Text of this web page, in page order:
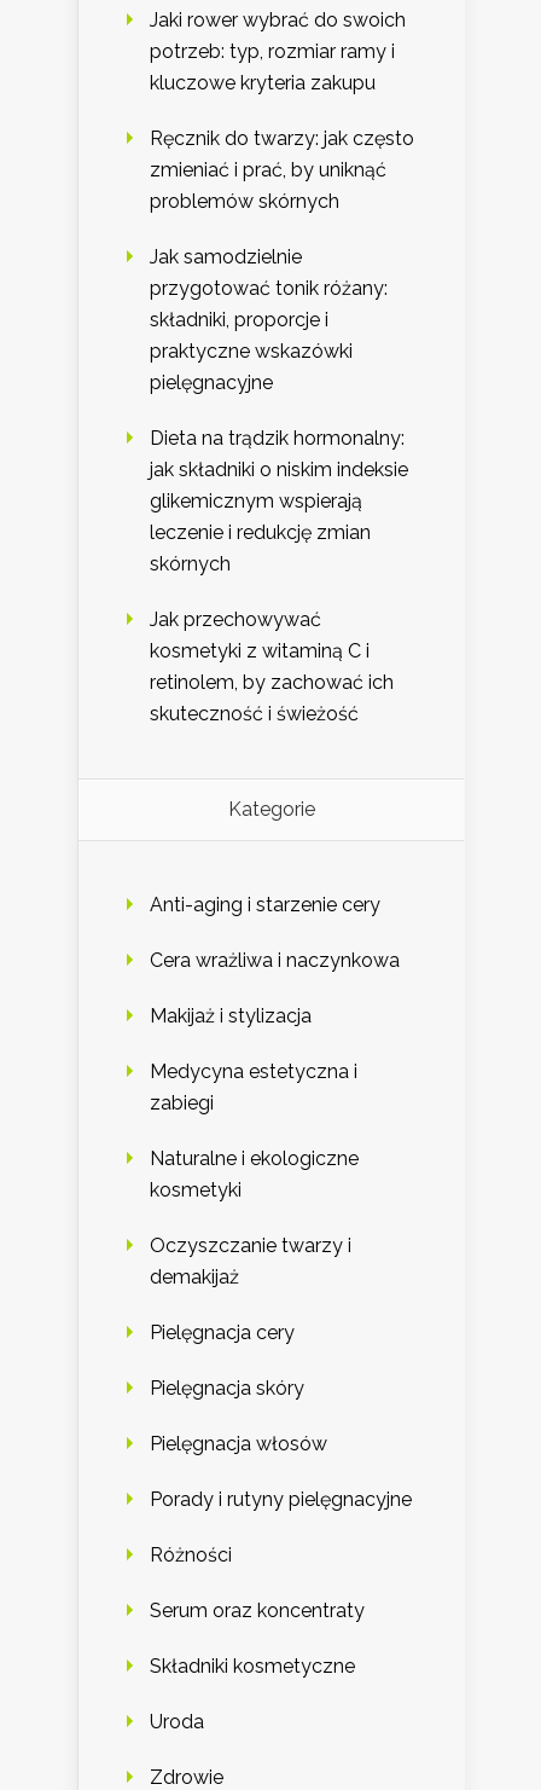
Jaki rower wybrać do swoich
potrzeb: typ, rozmiar ramy i
kluczowe kryteria zakupu
Ręcznik do twarzy: jak często
zmieniać i prać, by uniknąć
problemów skórnych
Jak samodzielnie
przygotować tonik różany:
składniki, proporcje i
praktyczne wskazówki
pielęgnacyjne
Dieta na trądzik hormonalny:
jak składniki o niskim indeksie
glikemicznym wspierają
leczenie i redukcję zmian
skórnych
Jak przechowywać
kosmetyki z witaminą C i
retinolem, by zachować ich
skuteczność i świeżość
Kategorie
Anti-aging i starzenie cery
Cera wrażliwa i naczynkowa
Makijaż i stylizacja
Medycyna estetyczna i
zabiegi
Naturalne i ekologiczne
kosmetyki
Oczyszczanie twarzy i
demakijaż
Pielęgnacja cery
Pielęgnacja skóry
Pielęgnacja włosów
Porady i rutyny pielęgnacyjne
Różności
Serum oraz koncentraty
Składniki kosmetyczne
Uroda
Zdrowie